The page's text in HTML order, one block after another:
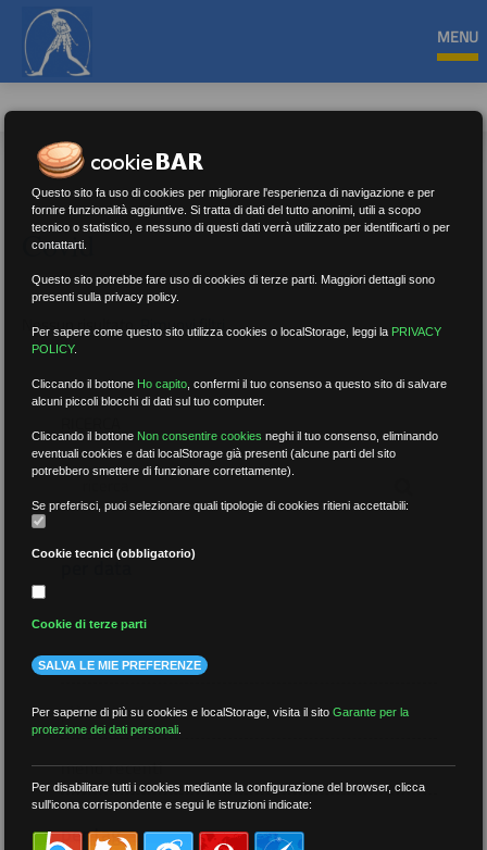
MENU
Covid
Nessun risultato.Rimuovi filtri
per data
più recenti
meno recenti
per tag
Questo sito fa uso di cookies per migliorare l'esperienza di navigazione e per
fornire funzionalità aggiuntive. Si tratta di dati del tutto anonimi, utili a scopo
tecnico o statistico, e nessuno di questi dati verrà utilizzato per identificarti o per
contattarti.
Questo sito potrebbe fare uso di cookies di terze parti. Maggiori dettagli sono
presenti sulla privacy policy.
Per sapere come questo sito utilizza cookies o localStorage, leggi la PRIVACY
POLICY.
Cliccando il bottone Ho capito ,confermi il tuo consenso a questo sito di salvare
alcuni piccoli blocchi di dati sul tuo computer.
Cliccando il bottone Non consentire cookies neghi il tuo consenso, eliminando
eventuali cookies e dati localStorage già presenti (alcune parti del sito
potrebbero smettere di funzionare correttamente).
Se preferisci, puoi selezionare quali tipologie di cookies ritieni accettabili:
Cookie tecnici (obbligatorio)
Cookie di terze parti
SALVA LE MIE PREFERENZE
Per saperne di più su cookies e localStorage, visita il sitoGarante per la
protezione dei dati personali
Per disabilitare tutti i cookies mediante la configurazione del browser, clicca
sull'icona corrispondente e segui le istruzioni indicate: